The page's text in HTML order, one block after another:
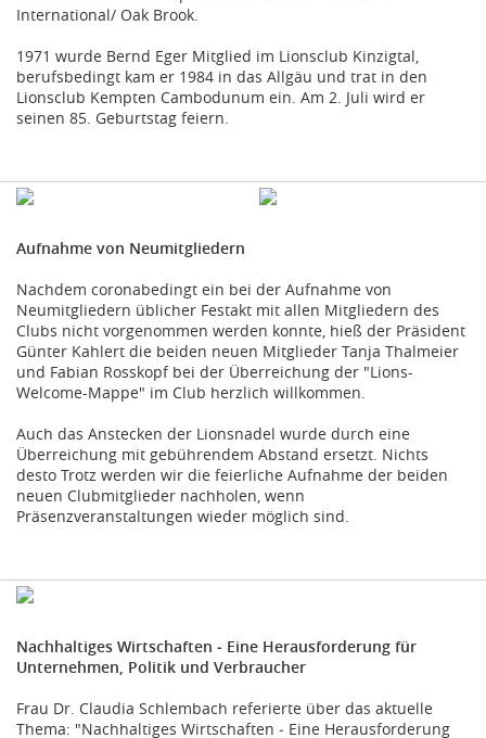
International/ Oak Brook.
1971 wurde Bernd Eger Mitglied im Lionsclub Kinzigtal,
berufsbedingt kam er 1984 in das Allgäu und trat in den
Lionsclub Kempten Cambodunum ein. Am 2. Juli wird er
seinen 85. Geburtstag feiern.
Aufnahme von Neumitgliedern
Nachdem coronabedingt ein bei der Aufnahme von
Neumitgliedern üblicher Festakt mit allen Mitgliedern des
Clubs nicht vorgenommen werden konnte, hieß der Präsident
Günter Kahlert die beiden neuen Mitglieder Tanja Thalmeier
und Fabian Rosskopf bei der Überreichung der "Lions-
Welcome-Mappe" im Club herzlich willkommen.
Auch das Anstecken der Lionsnadel wurde durch eine
Überreichung mit gebührendem Abstand ersetzt. Nichts
desto Trotz werden wir die feierliche Aufnahme der beiden
neuen Clubmitglieder nachholen, wenn
Präsenzveranstaltungen wieder möglich sind.
Nachhaltiges Wirtschaften ‑ Eine Herausforderung für
Unternehmen, Politik und Verbraucher
Frau Dr. Claudia Schlembach referierte über das aktuelle
Thema: "Nachhaltiges Wirtschaften ‑ Eine Herausforderung